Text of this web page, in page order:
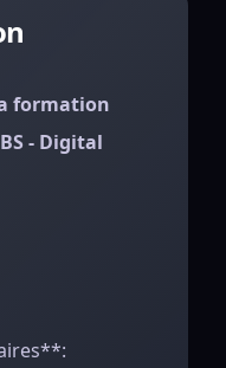
formation
- Digital